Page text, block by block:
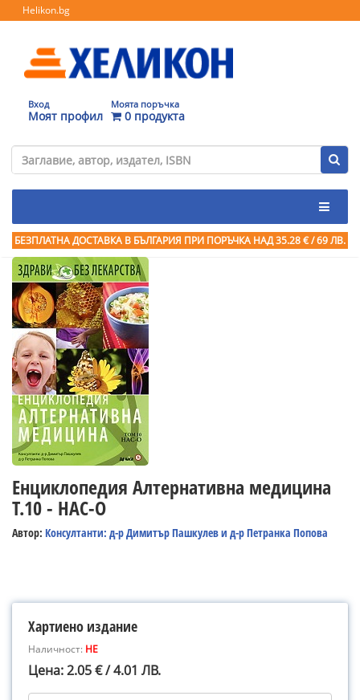
Helikon.bg
Вход
Моят профил
Моята поръчка
0 продукта
БЕЗПЛАТНА ДОСТАВКА В БЪЛГАРИЯ ПРИ ПОРЪЧКА НАД 35.28 € / 69 ЛВ.
Енциклопедия Алтернативна медицина
Т.10 - НАС-О
Автор: Консултанти: д-р Димитър Пашкулев и д-р Петранка Попова
Хартиено издание
Наличност: НЕ
Цена: 2.05 € / 4.01 ЛВ.